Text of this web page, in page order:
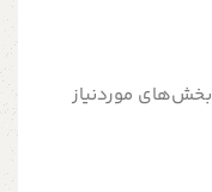
بخش‌های موردنیاز